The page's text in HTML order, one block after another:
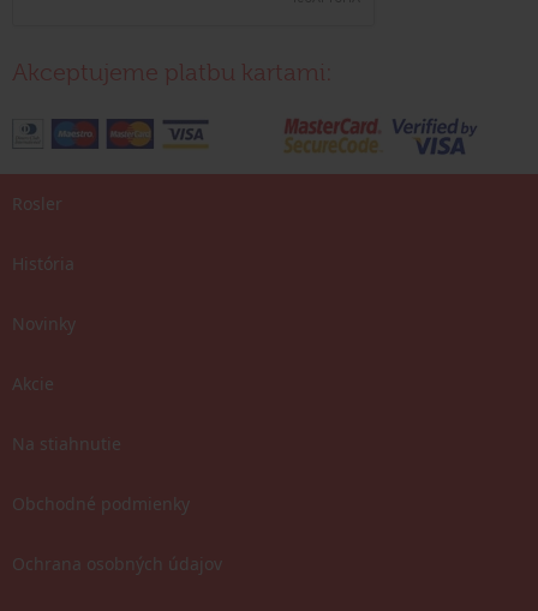
Akceptujeme platbu kartami:
Rosler
História
Novinky
Akcie
Na stiahnutie
Obchodné podmienky
Ochrana osobných údajov